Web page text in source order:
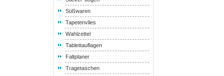
Süßwaren
Tapetenvlies
Wahlzettel
Tablettauflagen
Faltplaner
Tragetaschen